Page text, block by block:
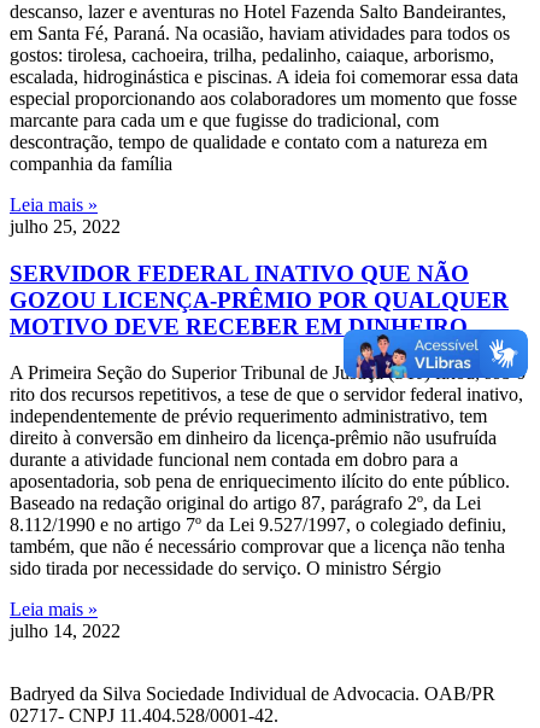
descanso, lazer e aventuras no Hotel Fazenda Salto Bandeirantes,
em Santa Fé, Paraná. Na ocasião, haviam atividades para todos os
gostos: tirolesa, cachoeira, trilha, pedalinho, caiaque, arborismo,
escalada, hidroginástica e piscinas. A ideia foi comemorar essa data
especial proporcionando aos colaboradores um momento que fosse
marcante para cada um e que fugisse do tradicional, com
descontração, tempo de qualidade e contato com a natureza em
companhia da família
Leia mais »
julho 25, 2022
SERVIDOR FEDERAL INATIVO QUE NÃO
GOZOU LICENÇA-PRÊMIO POR QUALQUER
MOTIVO DEVE RECEBER EM DINHEIRO
A Primeira Seção do Superior Tribunal de Justiça (STJ) fixou, sob o
rito dos recursos repetitivos, a tese de que o servidor federal inativo,
independentemente de prévio requerimento administrativo, tem
direito à conversão em dinheiro da licença-prêmio não usufruída
durante a atividade funcional nem contada em dobro para a
aposentadoria, sob pena de enriquecimento ilícito do ente público.
Baseado na redação original do artigo 87, parágrafo 2º, da Lei
8.112/1990 e no artigo 7º da Lei 9.527/1997, o colegiado definiu,
também, que não é necessário comprovar que a licença não tenha
sido tirada por necessidade do serviço. O ministro Sérgio
Leia mais »
julho 14, 2022
Badryed da Silva Sociedade Individual de Advocacia. OAB/PR
02717- CNPJ 11.404.528/0001-42.